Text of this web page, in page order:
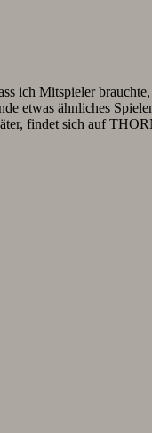
ich Mitspieler
etwas ähnliches
findet sich auf